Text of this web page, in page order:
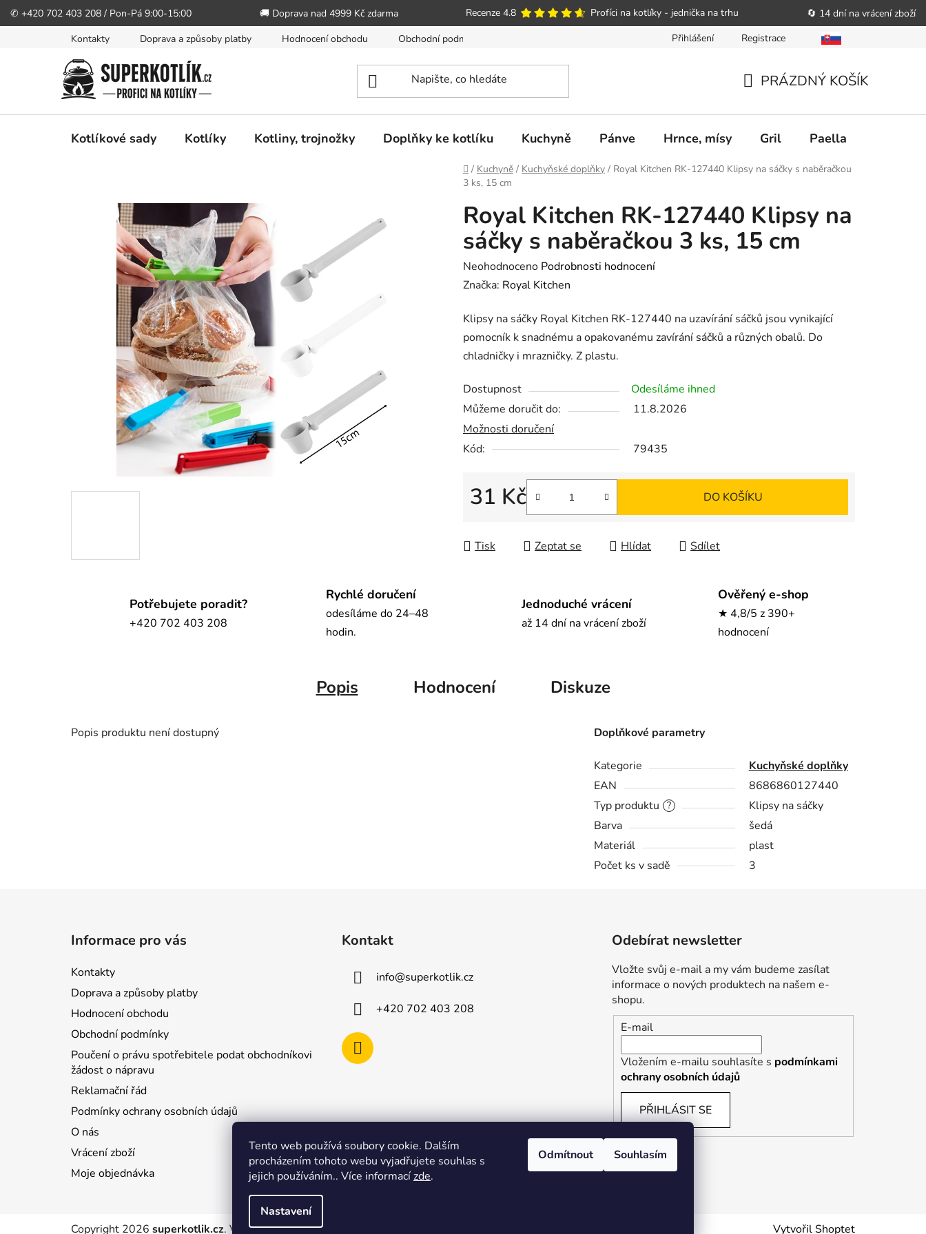
✆ +420 702 403 208 / Pon-Pá 9:00-15:00 🚚 Doprava nad 4999 Kč zdarma Recenze 4.8 Profíci na kotlíky - jednička na trhu 🔄 14 dní na vrácení zboží
Tento web používá soubory cookie. Dalším
procházením tohoto webu vyjadřujete souhlas s
jejich používáním.. Více informacízde.
Nastavení
Odmítnout Souhlasím
Kontakty Doprava a způsoby platby Hodnocení obchodu Obchodní podmínky Poučení o právu spotřebitele podat obchodníkovi žádost o nápravu Reklamační řád
Přihlášení Registrace
KOŠÍK
PRÁZDNÝ KOŠÍK
Kotlíkové sady Kotlíky Kotliny, trojnožky Doplňky ke kotlíku Kuchyně Pánve Hrnce, mísy Gril Paella
Domů
/ Kuchyně / Kuchyňské doplňky / Royal Kitchen RK-127440 Klipsy na sáčky s naběračkou
3 ks, 15 cm
Royal Kitchen RK-127440 Klipsy na
sáčky s naběračkou 3 ks, 15 cm
Průměrné
hodnocení
je
0,0
z
hvězdiček.
Neohodnoceno Podrobnosti hodnocení
Značka: Royal Kitchen
Klipsy na sáčky Royal Kitchen RK-127440 na uzavírání sáčků jsou vynikající
pomocník k snadnému a opakovanému zavírání sáčků a různých obalů. Do
chladničky i mrazničky. Z plastu.
Dostupnost
Odesíláme ihned
Můžeme doručit do:
11.8.2026
Možnosti doručení
Kód:
79435
31 Kč
Měrná cena:
DO KOŠÍKU
Tisk Zeptat se Hlídat Sdílet
Potřebujete poradit?
+420 702 403 208
Rychlé doručení
odesíláme do 24–48
hodin.
Jednoduché vrácení
až 14 dní na vrácení zboží
Ověřený e-shop
★ 4,8/5 z 390+
hodnocení
Popis Hodnocení Diskuze
Popis produktu není dostupný Doplňkové parametry
Kategorie
Kuchyňské doplňky
EAN
8686860127440
?
Typ produktu
Klipsy na sáčky
Barva
šedá
Materiál
plast
Počet ks v sadě
3
Informace pro vás
Kontakty
Doprava a způsoby platby
Hodnocení obchodu
Obchodní podmínky
Poučení o právu spotřebitele podat obchodníkovi
žádost o nápravu
Reklamační řád
Podmínky ochrany osobních údajů
O nás
Vrácení zboží
Moje objednávka
Kontakt
info@superkotlik.cz
+420 702 403 208
Odebírat newsletter
Vložte svůj e-mail a my vám budeme zasílat
informace o nových produktech na našem e-
shopu.
E-mail
Vložením e-mailu souhlasíte s podmínkami
ochrany osobních údajů
PŘIHLÁSIT SE
Vytvořil Shoptet
Copyright 2026 superkotlik.cz. Všechna práva vyhrazena.